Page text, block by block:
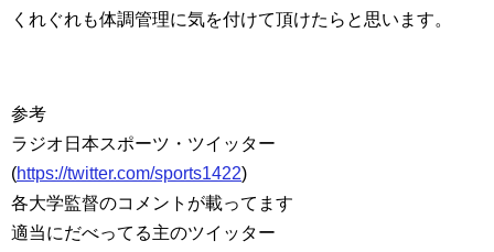
くれぐれも体調管理に気を付けて頂けたらと思います。
参考
ラジオ日本スポーツ・ツイッター
(https://twitter.com/sports1422)
各大学監督のコメントが載ってます
適当にだべってる主のツイッター